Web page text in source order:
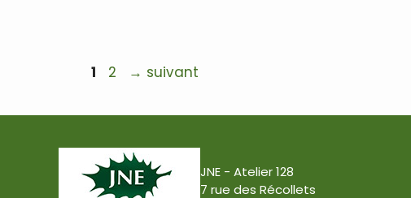
Navigation
articles
Page
1 Page
2 → suivant
JNE - Atelier 128
7 rue des Récollets